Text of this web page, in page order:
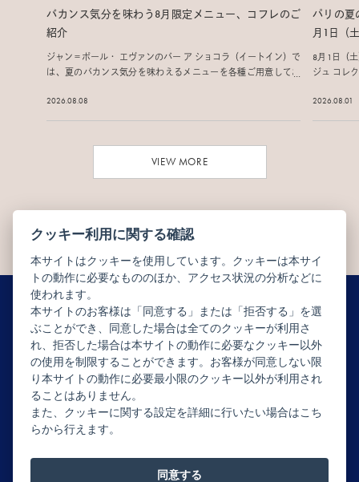
バカンス気分を味わう8月限定メニュー、コフレのご
紹介
ジャン＝ポール・ エヴァンのバー ア ショコラ（イートイン）で
は、夏のバカンス気分を味わえるメニューを各種ご用意してお
2026.08.08
パリの夏
月1日（
8月1日（
ジュ コレ
2026.08.01
VIEW MORE
ニュースレター配信登録はこちら
Copyright © JEAN-PAUL HÉVIN JAPON All rights reserved.
クッキー利用に関する確認
本サイトはクッキーを使用しています。クッキーは本サイ
トの動作に必要なもののほか、アクセス状況の分析などに
使われます。
本サイトのお客様は「同意する」または「拒否する」を選
ぶことができ、同意した場合は全てのクッキーが利用さ
れ、拒否した場合は本サイトの動作に必要なクッキー以外
の使用を制限することができます。お客様が同意しない限
り本サイトの動作に必要最小限のクッキー以外が利用され
ることはありません。
また、クッキーに関する設定を詳細に行いたい場合はこち
らから行えます。
同意する